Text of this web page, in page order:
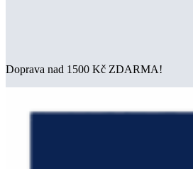
Doprava nad 1500 Kč ZDARMA!